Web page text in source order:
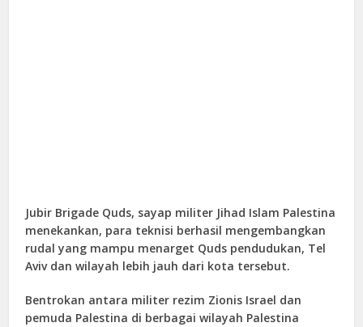
Jubir Brigade Quds, sayap militer Jihad Islam Palestina
menekankan, para teknisi berhasil mengembangkan
rudal yang mampu menarget Quds pendudukan, Tel
Aviv dan wilayah lebih jauh dari kota tersebut.
Bentrokan antara militer rezim Zionis Israel dan
pemuda Palestina di berbagai wilayah Palestina